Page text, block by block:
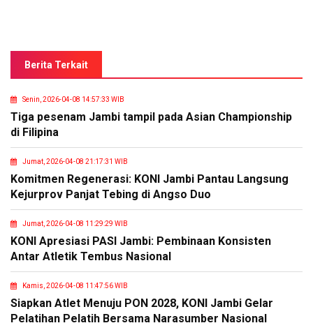
Berita Terkait
Senin, 2026-04-08 14:57:33 WIB
Tiga pesenam Jambi tampil pada Asian Championship
di Filipina
Jumat, 2026-04-08 21:17:31 WIB
Komitmen Regenerasi: KONI Jambi Pantau Langsung
Kejurprov Panjat Tebing di Angso Duo
Jumat, 2026-04-08 11:29:29 WIB
KONI Apresiasi PASI Jambi: Pembinaan Konsisten
Antar Atletik Tembus Nasional
Kamis, 2026-04-08 11:47:56 WIB
Siapkan Atlet Menuju PON 2028, KONI Jambi Gelar
Pelatihan Pelatih Bersama Narasumber Nasional